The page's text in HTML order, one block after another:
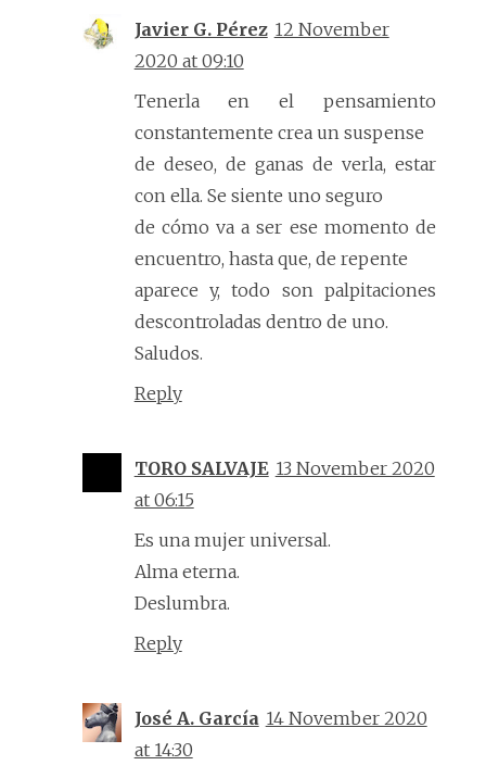
Javier G. Pérez 12 November
2020 at 09:10
Tenerla en el pensamiento
constantemente crea un suspense
de deseo, de ganas de verla, estar
con ella. Se siente uno seguro
de cómo va a ser ese momento de
encuentro, hasta que, de repente
aparece y, todo son palpitaciones
descontroladas dentro de uno.
Saludos.
Reply
TORO SALVAJE 13 November 2020
at 06:15
Es una mujer universal.
Alma eterna.
Deslumbra.
Reply
José A. García 14 November 2020
at 14:30